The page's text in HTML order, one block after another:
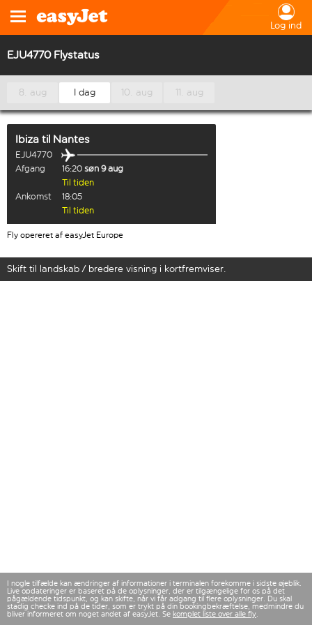
Log ind
EJU4770 Flystatus
8. aug I dag 10. aug 11. aug
Ibiza til Nantes
EJU4770
Afgang
16:20 søn 9 aug
Til tiden
Ankomst
18:05
Til tiden
Fly opereret af easyJet Europe
Skift til landskab / bredere visning i kortfremviser.
I nogle tilfælde kan ændringer af informationer i terminalen forekomme i sidste øjeblik.
Live opdateringer er baseret på de oplysninger, der er tilgængelige for os på det
pågældende tidspunkt, og kan skifte, når vi får adgang til flere oplysninger. Du skal
stadig checke ind på de tider, som er trykt på din bookingbekræftelse, medmindre du
bliver informeret om noget andet af easyJet. Se komplet liste over alle fly.